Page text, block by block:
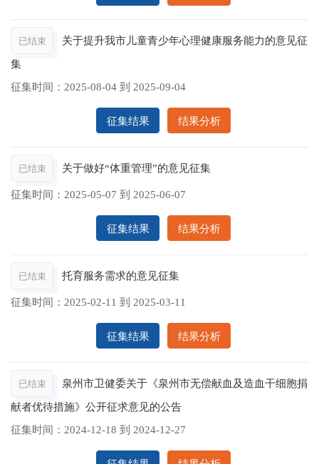
已结束
关于提升我市儿童青少年心理健康服务能力的意见征
集
征集时间： 2025-08-04 到 2025-09-04
征集结果 结果分析
已结束 关于做好“体重管理”的意见征集
征集时间： 2025-05-07 到 2025-06-07
征集结果 结果分析
已结束 托育服务需求的意见征集
征集时间： 2025-02-11 到 2025-03-11
征集结果 结果分析
已结束
泉州市卫健委关于《泉州市无偿献血及造血干细胞捐
献者优待措施》公开征求意见的公告
征集时间： 2024-12-18 到 2024-12-27